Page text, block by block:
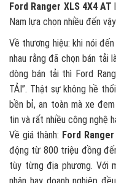
Ford Ranger XLS 4X4 AT
Nam lựa chọn nhiều đến
Về thương hiệu: khi nói
nhau rằng đã chọn bán tải
dòng bán tải thì Ford
TẢI”. Thật sự không hề
bền bỉ, an toàn mà xe
tin và rất nhiều công nghệ
Về giá thành: Ford
động từ 800 triệu đồng
tùy từng địa phương. Với